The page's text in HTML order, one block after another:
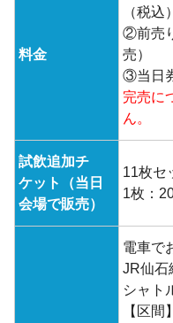
料金
（税込
②前売
売）
③当日
完売に
ん。
試飲追加チ
ケット（当日
会場で販売）
11枚セ
1枚：
電車で
JR仙
シャト
【区